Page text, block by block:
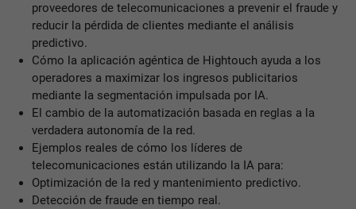
proveedores de telecomunicaciones a prevenir el fraude y
reducir la pérdida de clientes mediante el análisis
predictivo.
Cómo la aplicación agéntica de Hightouch ayuda a los
operadores a maximizar los ingresos publicitarios
mediante la segmentación impulsada por IA.
El cambio de la automatización basada en reglas a la
verdadera autonomía de la red.
Ejemplos reales de cómo los líderes de
telecomunicaciones están utilizando la IA para:
Optimización de la red y mantenimiento predictivo.
Detección de fraude en tiempo real.